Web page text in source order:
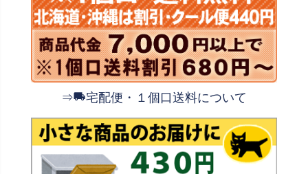
⇒ 宅配便・１個口送料について